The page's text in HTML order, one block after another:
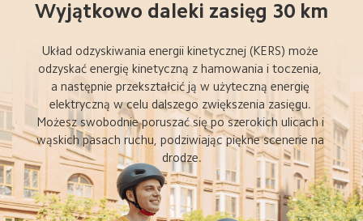
Wyjątkowo daleki zasięg 30 km
Układ odzyskiwania energii kinetycznej (KERS) może
odzyskać energię kinetyczną z hamowania i toczenia,
a następnie przekształcić ją w użyteczną energię
elektryczną w celu dalszego zwiększenia zasięgu.
Możesz swobodnie poruszać się po szerokich ulicach i
wąskich pasach ruchu, podziwiając piękne scenerie na
drodze.